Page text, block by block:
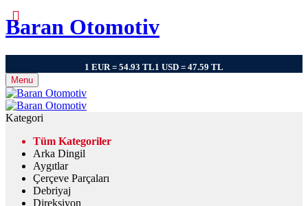
Baran Otomotiv
1 EUR = 54.93 TL1 USD = 47.59 TL
Menu
Kategori
Tüm Kategoriler
Arka Dingil
Aygıtlar
Çerçeve Parçaları
Debriyaj
Direksiyon